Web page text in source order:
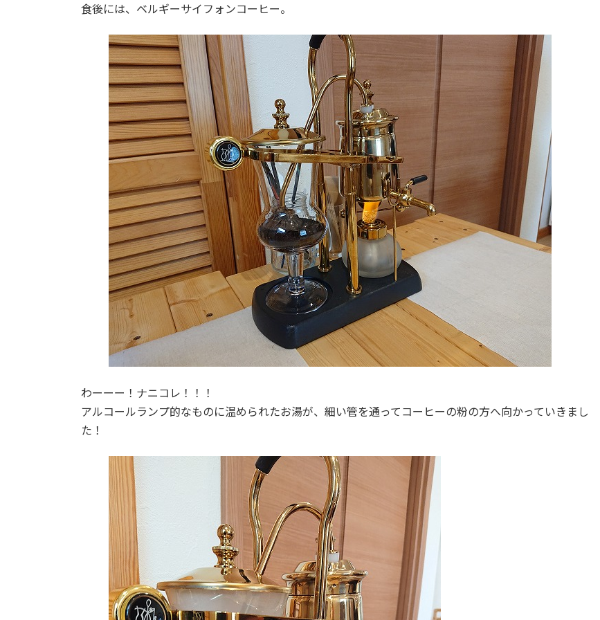
食後には、ベルギーサイフォンコーヒー。
わーーー！ナニコレ！！！
アルコールランプ的なものに温められたお湯が、細い管を通ってコーヒーの粉の方へ向かっていきまし
た！